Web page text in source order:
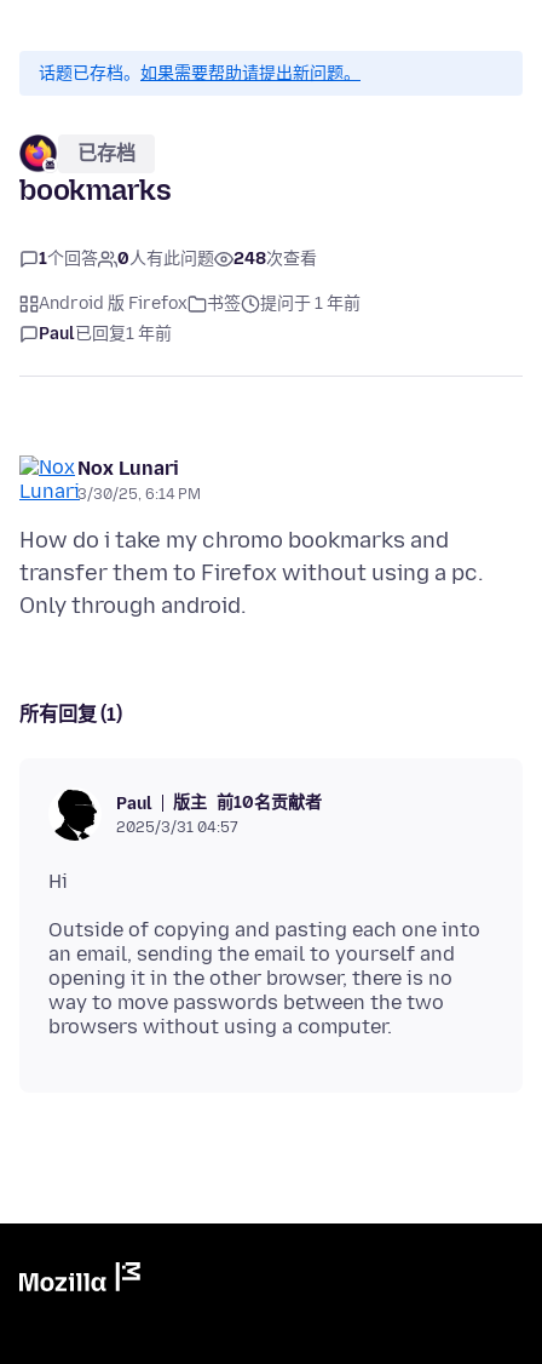
话题已存档。 如果需要帮助请提出新问题。
已存档
bookmarks
1个回答 0人有此问题 248次查看
Android 版 Firefox 书签
提问于 1 年前
Paul已回复1 年前
Nox Lunari
3/30/25, 6:14 PM
How do i take my chromo bookmarks and
transfer them to Firefox without using a pc.
所有回复 (1)
Paul 版主 前10名贡献者
2025/3/31 04:57
Outside of copying and pasting each one into
an email, sending the email to yourself and
opening it in the other browser, there is no
way to move passwords between the two